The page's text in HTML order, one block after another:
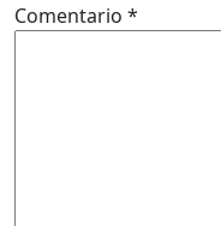
Comentario *